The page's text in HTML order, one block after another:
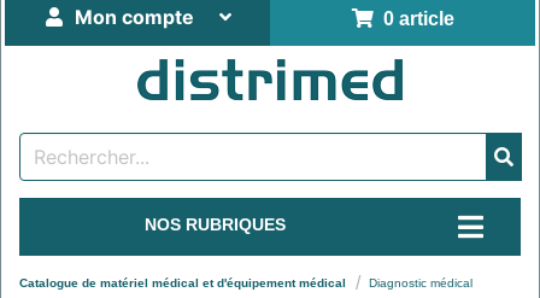
0 article
Mon compte
NOS RUBRIQUES
Catalogue de matériel médical et d'équipement médical Diagnostic médical